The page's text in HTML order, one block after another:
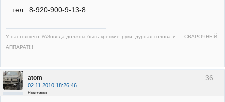
тел.: 8-920-900-9-13-8
У настоящего УАЗовода должны быть крепкие руки, дурная голова и ... СВАРОЧНЫЙ
АППАРАТ!!!
36
atom
02.11.2010 18:26:46
Неактивен